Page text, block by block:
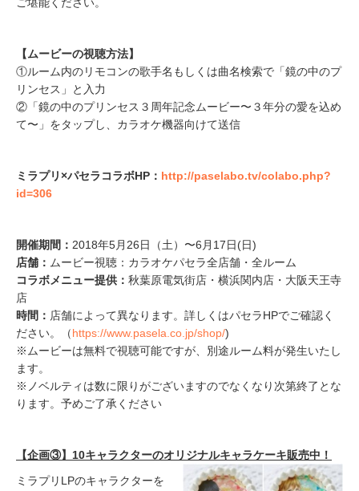
【ムービーの視聴方法】
①ルーム内のリモコンの歌手名もしくは曲名検索で「鏡の中のプ
リンセス」と入力
②「鏡の中のプリンセス３周年記念ムービー〜３年分の愛を込め
て〜」をタップし、カラオケ機器向けて送信
ミラプリ×パセラコラボHP： http://paselabo.tv/colabo.php?
id=306
開催期間： 2018年5月26日（土）〜6月17日(日)
店舗： ムービー視聴：カラオケパセラ全店舗・全ルーム
コラボメニュー提供： 秋葉原電気街店・横浜関内店・大阪天王寺
店
時間： 店舗によって異なります。詳しくはパセラHPでご確認く
ださい。（https://www.pasela.co.jp/shop/)
※ムービーは無料で視聴可能ですが、別途ルーム料が発生いたし
ます。
※ノベルティは数に限りがございますのでなくなり次第終了とな
ります。予めご了承ください
【企画③】10キャラクターのオリジナルキャラケーキ販売中！
ミラプリLPのキャラクターを